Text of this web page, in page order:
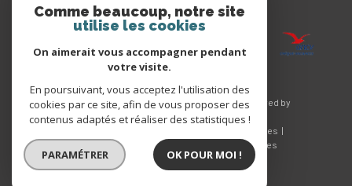
Adhérents
© 2026 | Tous droits réservés | Traduction powered by
Google |
Mentions légales
Nos liens Cookies
Comme beaucoup, notre site
utilise les cookies
On aimerait vous accompagner pendant
votre visite.
En poursuivant, vous acceptez l'utilisation des
cookies par ce site, afin de vous proposer des
contenus adaptés et réaliser des statistiques !
PARAMÉTRER OK POUR MOI !